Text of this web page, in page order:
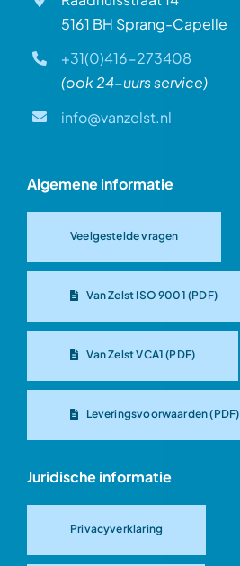
5161 BH Sprang-Capelle
+31(0)416-273408
(ook 24-uurs service)
info@vanzelst.nl
Algemene informatie
Veelgestelde vragen
Van Zelst ISO 9001 (PDF)
Van Zelst VCA1 (PDF)
Leveringsvoorwaarden (PDF)
Juridische informatie
Privacyverklaring